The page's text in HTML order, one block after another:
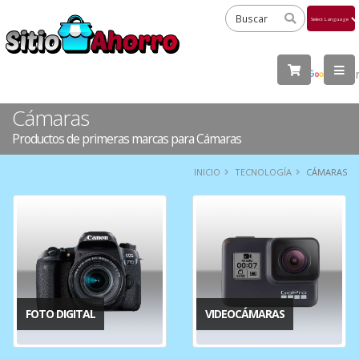
by
Cámaras
Productos de primeras marcas para Cámaras
INICIO TECNOLOGÍA CÁMARAS
FOTO DIGITAL VIDEOCÁMARAS